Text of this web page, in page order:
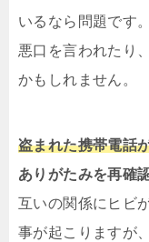
いるなら問題です
悪口を言われたり
かもしれません。
盗まれた携帯電話
ありがたみを再確
互いの関係にヒビ
事が起こりますが